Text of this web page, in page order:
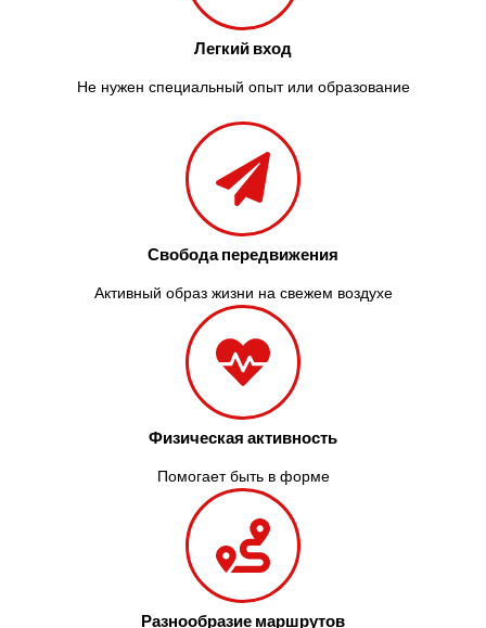
Легкий вход
Не нужен специальный опыт или образование
Свобода передвижения
Активный образ жизни на свежем воздухе
Физическая активность
Помогает быть в форме
Разнообразие маршрутов